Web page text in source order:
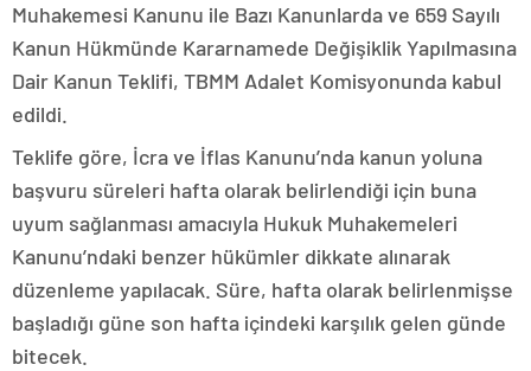
Muhakemesi Kanunu ile Bazı Kanunlarda ve 659 Sayılı
Kanun Hükmünde Kararnamede Değişiklik Yapılmasına
Dair Kanun Teklifi, TBMM Adalet Komisyonunda kabul
edildi.
Teklife göre, İcra ve İflas Kanunu’nda kanun yoluna
başvuru süreleri hafta olarak belirlendiği için buna
uyum sağlanması amacıyla Hukuk Muhakemeleri
Kanunu’ndaki benzer hükümler dikkate alınarak
düzenleme yapılacak. Süre, hafta olarak belirlenmişse
başladığı güne son hafta içindeki karşılık gelen günde
bitecek.